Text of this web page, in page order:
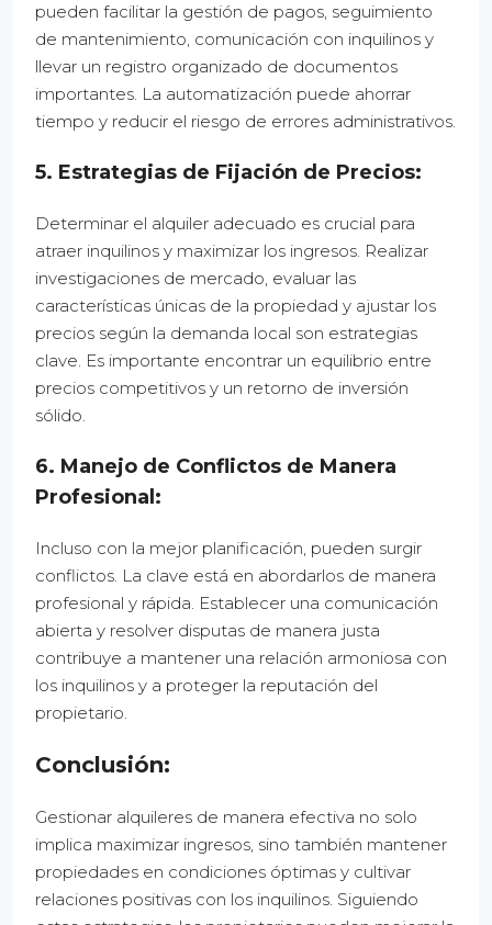
pueden facilitar la gestión de pagos, seguimiento
de mantenimiento, comunicación con inquilinos y
llevar un registro organizado de documentos
importantes. La automatización puede ahorrar
tiempo y reducir el riesgo de errores administrativos.
5. Estrategias de Fijación de Precios:
Determinar el alquiler adecuado es crucial para
atraer inquilinos y maximizar los ingresos. Realizar
investigaciones de mercado, evaluar las
características únicas de la propiedad y ajustar los
precios según la demanda local son estrategias
clave. Es importante encontrar un equilibrio entre
precios competitivos y un retorno de inversión
sólido.
6. Manejo de Conflictos de Manera
Profesional:
Incluso con la mejor planificación, pueden surgir
conflictos. La clave está en abordarlos de manera
profesional y rápida. Establecer una comunicación
abierta y resolver disputas de manera justa
contribuye a mantener una relación armoniosa con
los inquilinos y a proteger la reputación del
propietario.
Conclusión:
Gestionar alquileres de manera efectiva no solo
implica maximizar ingresos, sino también mantener
propiedades en condiciones óptimas y cultivar
relaciones positivas con los inquilinos. Siguiendo